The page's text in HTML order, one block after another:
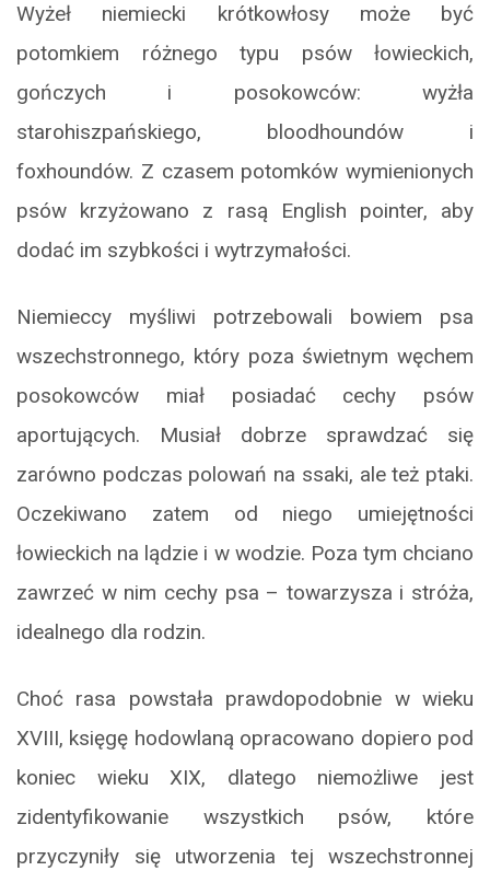
Wyżeł niemiecki krótkowłosy może być
potomkiem różnego typu psów łowieckich,
gończych i posokowców: wyżła
starohiszpańskiego, bloodhoundów i
foxhoundów. Z czasem potomków wymienionych
psów krzyżowano z rasą English pointer, aby
dodać im szybkości i wytrzymałości.
Niemieccy myśliwi potrzebowali bowiem psa
wszechstronnego, który poza świetnym węchem
posokowców miał posiadać cechy psów
aportujących. Musiał dobrze sprawdzać się
zarówno podczas polowań na ssaki, ale też ptaki.
Oczekiwano zatem od niego umiejętności
łowieckich na lądzie i w wodzie. Poza tym chciano
zawrzeć w nim cechy psa – towarzysza i stróża,
idealnego dla rodzin.
Choć rasa powstała prawdopodobnie w wieku
XVIII, księgę hodowlaną opracowano dopiero pod
koniec wieku XIX, dlatego niemożliwe jest
zidentyfikowanie wszystkich psów, które
przyczyniły się utworzenia tej wszechstronnej